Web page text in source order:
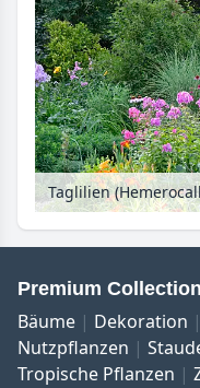
Premium Collection
Bäume Dekoration
Nutzpflanzen
Tropische Pflanzen